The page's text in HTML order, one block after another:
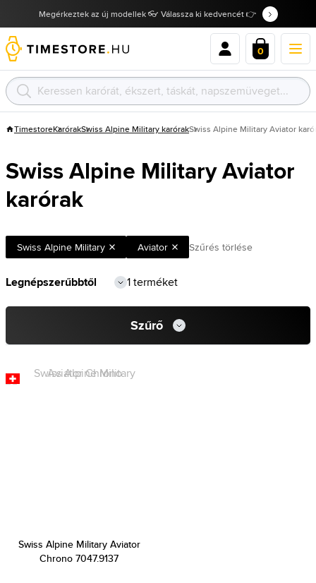
Megérkeztek az új modellek 👓 Válassza ki kedvencét 👉
0
TimestoreKarórakSwiss Alpine Military karórakSwiss Alpine Military Aviator
Swiss Alpine Military Aviator
karórak
Swiss Alpine Military Aviator Szűrés törlése
1 terméket
Szűrő
Swiss Alpine Military Aviator
Chrono 7047.9137